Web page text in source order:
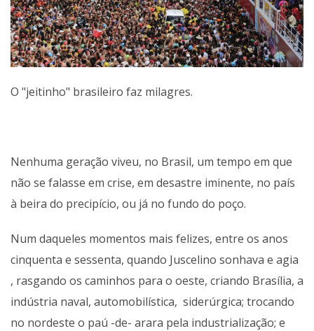
O "jeitinho" brasileiro faz milagres.
Nenhuma geração viveu, no Brasil, um tempo em que
não se falasse em crise, em desastre iminente, no país
à beira do precipício, ou já no fundo do poço.
Num daqueles momentos mais felizes, entre os anos
cinquenta e sessenta, quando Juscelino sonhava e agia
, rasgando os caminhos para o oeste, criando Brasília, a
indústria naval, automobilística, siderúrgica; trocando
no nordeste o paú -de- arara pela industrialização; e